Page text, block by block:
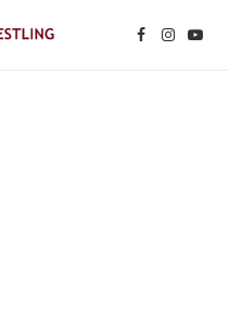
Facebook